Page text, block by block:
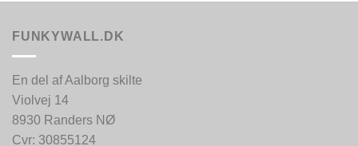
FUNKYWALL.DK
En del af Aalborg skilte
Violvej 14
8930 Randers NØ
Cvr: 30855124